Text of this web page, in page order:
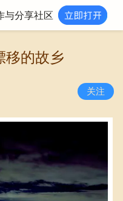
与分享社区
的故乡
关注